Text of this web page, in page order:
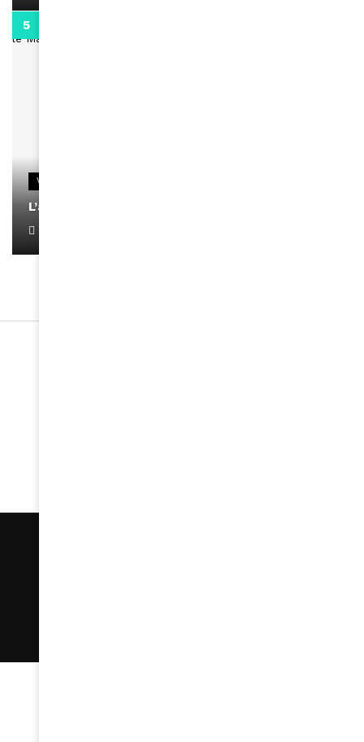
VIDEOS
L’artiste Yoan s’exprime